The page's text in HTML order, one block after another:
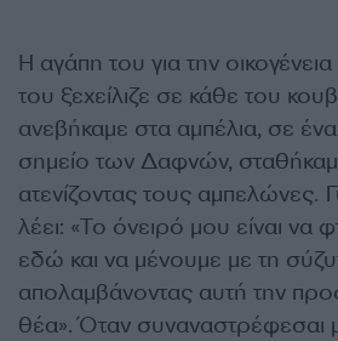
Η αγάπη του για την
του ξεχείλιζε σε κάθε του
ανεβήκαμε στα αμπέλια, σε
σημείο των Δαφνών,
ατενίζοντας τους αμπελώνες.
λέει: «Το όνειρό μου είναι να
εδώ και να μένουμε με τη
απολαμβάνοντας αυτή την
θέα». Όταν